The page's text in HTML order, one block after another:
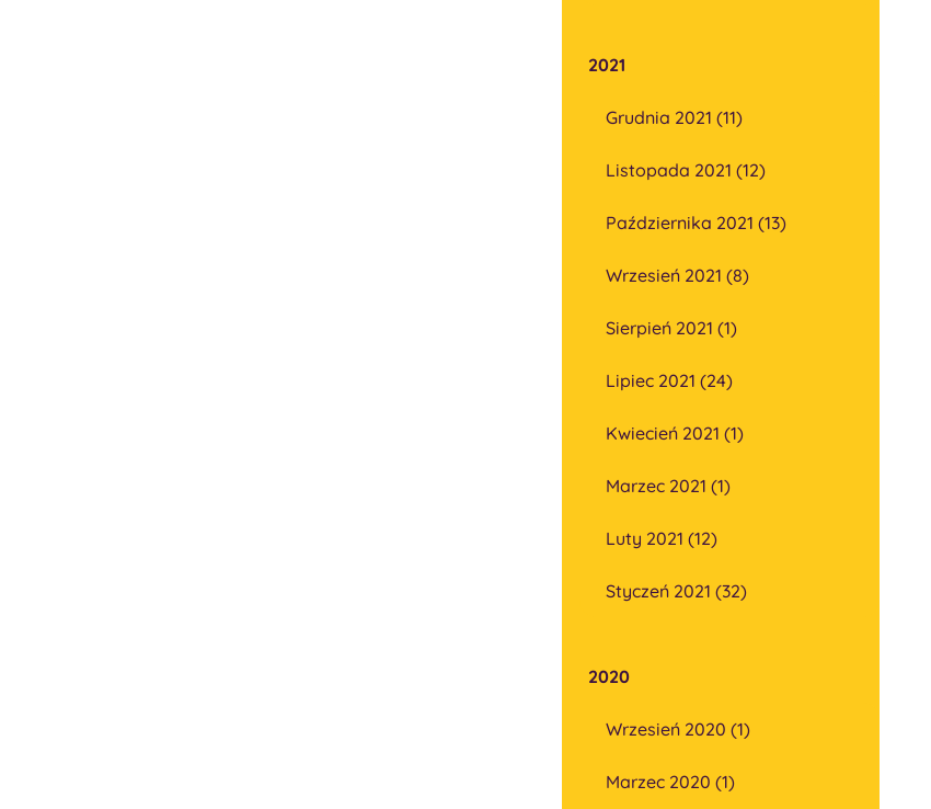
2021
Grudnia 2021 (11)
Listopada 2021 (12)
Października 2021 (13)
Wrzesień 2021 (8)
Sierpień 2021 (1)
Lipiec 2021 (24)
Kwiecień 2021 (1)
Marzec 2021 (1)
Luty 2021 (12)
Styczeń 2021 (32)
2020
Wrzesień 2020 (1)
Marzec 2020 (1)